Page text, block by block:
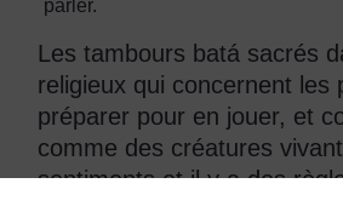
parler.
Les tambours batá sacrés
religieux qui concernent
préparer pour en jouer, et
comme des créatures
sentiments et il y a des